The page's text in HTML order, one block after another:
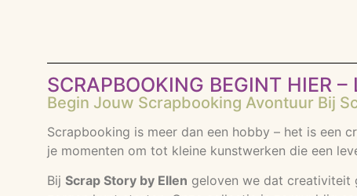
SCRAPBOOKING BEGINT HIER
Begin Jouw Scrapbooking Avontuur Bij
Scrapbooking is meer dan een hobby – het is een
je momenten om tot kleine kunstwerken die een
Bij Scrap Story by Ellen geloven we dat creativiteit